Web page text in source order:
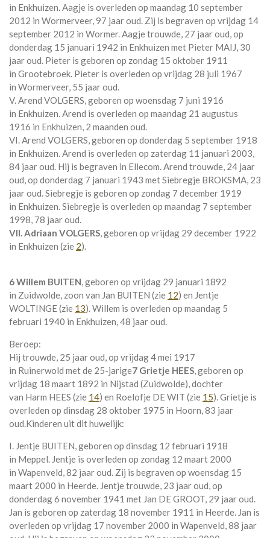
in Enkhuizen . Aagje is overleden op maandag 10 september
2012 in Wormerveer, 97 jaar oud. Zij is begraven op vrijdag 14
september 2012 in Wormer. Aagje trouwde, 27 jaar oud, op
donderdag 15 januari 1942 in Enkhuizen met Pieter MAIJ , 30
jaar oud. Pieter is geboren op zondag 15 oktober 1911
in Grootebroek . Pieter is overleden op vrijdag 28 juli 1967
in Wormerveer, 55 jaar oud.
V. Arend VOLGERS, geboren op woensdag 7 juni 1916
in Enkhuizen . Arend is overleden op maandag 21 augustus
1916 in Enkhuizen , 2 maanden oud.
VI. Arend VOLGERS, geboren op donderdag 5 september 1918
in Enkhuizen . Arend is overleden op zaterdag 11 januari 2003,
84 jaar oud. Hij is begraven in Ellecom . Arend trouwde, 24 jaar
oud, op donderdag 7 januari 1943 metSiebregje BROKSMA , 23
jaar oud. Siebregje is geboren op zondag 7 december 1919
in Enkhuizen . Siebregje is overleden op maandag 7 september
1998, 78 jaar oud.
VII. Adriaan VOLGERS , geboren op vrijdag 29 december 1922
in Enkhuizen (zie 2).
6 Willem BUITEN , geboren op vrijdag 29 januari 1892
in Zuidwolde , zoon van Jan BUITEN (zie 12) en Jentje
WOLTINGE (zie 13). Willem is overleden op maandag 5
februari 1940 in Enkhuizen , 48 jaar oud.
Beroep:
Hij trouwde, 25 jaar oud, op vrijdag 4 mei 1917
in Ruinerwold met de 25-jarige7 Grietje HEES , geboren op
vrijdag 18 maart 1892 in Nijstad (Zuidwolde) , dochter
van Harm HEES (zie 14) en Roelofje DE WIT (zie 15). Grietje is
overleden op dinsdag 28 oktober 1975 in Hoorn , 83 jaar
oud. Kinderen uit dit huwelijk:
I. Jentje BUITEN, geboren op dinsdag 12 februari 1918
in Meppel . Jentje is overleden op zondag 12 maart 2000
in Wapenveld , 82 jaar oud. Zij is begraven op woensdag 15
maart 2000 in Heerde . Jentje trouwde, 23 jaar oud, op
donderdag 6 november 1941 met Jan DE GROOT , 29 jaar oud.
Jan is geboren op zaterdag 18 november 1911 in Heerde . Jan is
overleden op vrijdag 17 november 2000 in Wapenveld , 88 jaar